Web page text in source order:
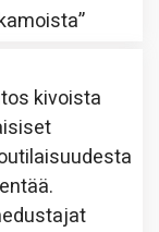
”
kivoista